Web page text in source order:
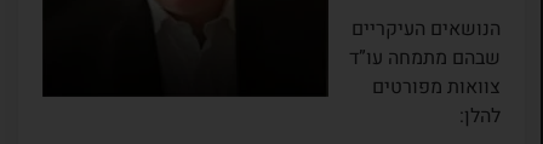
הנושאים העיקריים
שבהם מתמחה עו”ד
צוואות מפורטים
להלן: